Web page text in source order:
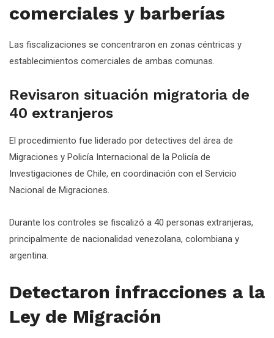
comerciales y barberías
Las fiscalizaciones se concentraron en zonas céntricas y
establecimientos comerciales de ambas comunas.
Revisaron situación migratoria de
40 extranjeros
El procedimiento fue liderado por detectives del área de
Migraciones y Policía Internacional de la Policía de
Investigaciones de Chile, en coordinación con el Servicio
Nacional de Migraciones.
Durante los controles se fiscalizó a 40 personas extranjeras,
principalmente de nacionalidad venezolana, colombiana y
argentina.
Detectaron infracciones a la
Ley de Migración